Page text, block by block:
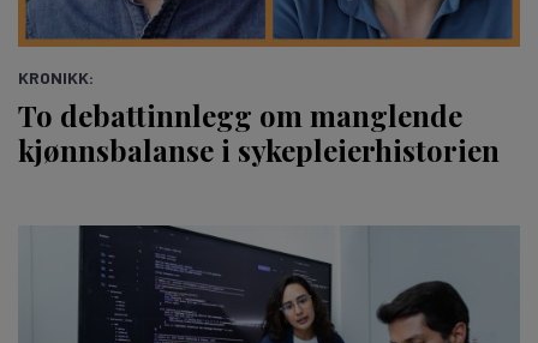
KRONIKK:
To debattinnlegg om manglende
kjønnsbalanse i sykepleierhistorien